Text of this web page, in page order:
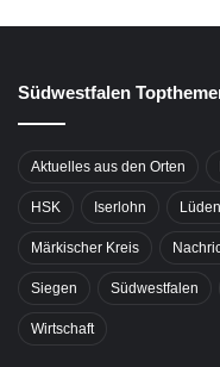
Südwestfalen
Aktuelles aus den Orten
HSK Iserlohn
Märkischer Kreis
Siegen Südwestfalen
Wirtschaft